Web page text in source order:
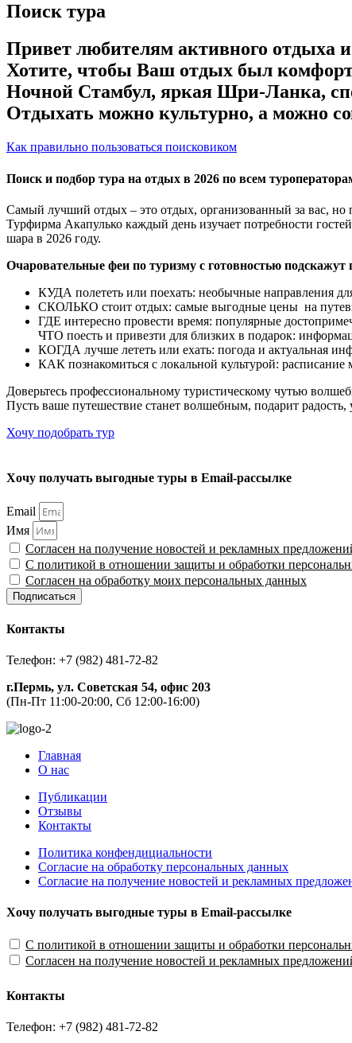
Поиск тура
Привет любителям активного отдыха и
Хотите, чтобы Ваш отдых был
Ночной Стамбул, яркая Шри-Ланка,
Отдыхать можно культурно, а можно
Как правильно пользоваться поисковиком
Поиск и подбор тура на отдых в 2026 по всем
Самый лучший отдых – это отдых, организованный за вас,
Турфирма Акапулько каждый день изучает потребности
шара в 2026 году.
Очаровательные феи по туризму с готовностью
КУДА полететь или поехать: необычные направления
СКОЛЬКО стоит отдых: самые выгодные цены на
ГДЕ интересно провести время: популярные
ЧТО поесть и привезти для близких в подарок:
КОГДА лучше лететь или ехать: погода и актуальная
КАК познакомиться с локальной культурой:
Доверьтесь профессиональному туристическому чутью
Пусть ваше путешествие станет волшебным, подарит радость,
Хочу подобрать тур
Хочу получать выгодные туры в Email-рассылке
Email
Имя
Согласен на получение новостей и рекламных
С политикой в отношении защиты и обработки
Согласен на обработку моих персональных данных
Подписаться
Контакты
Телефон: +7 (982) 481-72-82
г.Пермь, ул. Советская 54, офис 203
(Пн-Пт 11:00-20:00, Сб 12:00-16:00)
Главная
О нас
Публикации
Отзывы
Контакты
Политика конфендициальности
Согласие на обработку персональных данных
Согласие на получение новостей и рекламных
Хочу получать выгодные туры в Email-рассылке
С политикой в отношении защиты и обработки
Согласен на получение новостей и рекламных
Контакты
Телефон: +7 (982) 481-72-82